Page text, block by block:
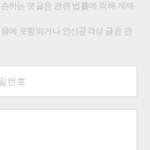
하는 댓글은 관련 법률에 의해 제재
에 포함되거나 인신공격성 글은 관